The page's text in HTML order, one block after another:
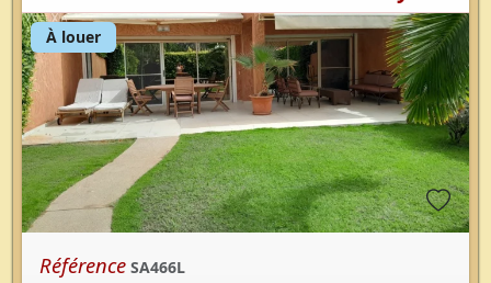
À louer
Référence SA466L